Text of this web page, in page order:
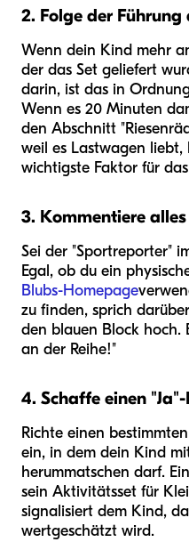
2. Folge der Führung
Wenn dein Kind mehr
der das Set geliefert
darin, ist das in
Wenn es 20 Minuten
den Abschnitt
weil es Lastwagen liebt,
wichtigste Faktor für
3. Kommentiere alles
Sei der "Sportreporter"
Egal, ob du ein
Blubs-Homepage
zu finden, sprich
den blauen Block hoch.
an der Reihe!"
4. Schaffe einen
Richte einen
ein, in dem dein Kind
herummatschen darf.
sein Aktivitätsset für
signalisiert dem Kind,
wertgeschätzt wird.